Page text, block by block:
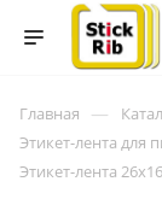
Главная —
Этикет-лента для
Этикет-лента